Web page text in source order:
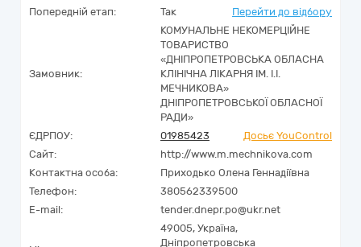
Попередній етап:
Так Перейти до відбору
Замовник:
КОМУНАЛЬНЕ НЕКОМЕРЦІЙНЕ
ТОВАРИСТВО
«ДНІПРОПЕТРОВСЬКА ОБЛАСНА
КЛІНІЧНА ЛІКАРНЯ ІМ. І.І.
МЕЧНИКОВА»
ДНІПРОПЕТРОВСЬКОЇ ОБЛАСНОЇ
РАДИ»
ЄДРПОУ:
01985423
Досьє YouControl
Сайт:
http://www.m.mechnikova.com
Контактна особа:
Приходько Олена Геннадіївна
Телефон:
380562339500
E-mail:
tender.dnepr.po@ukr.net
49005, Україна,
Дніпропетровська